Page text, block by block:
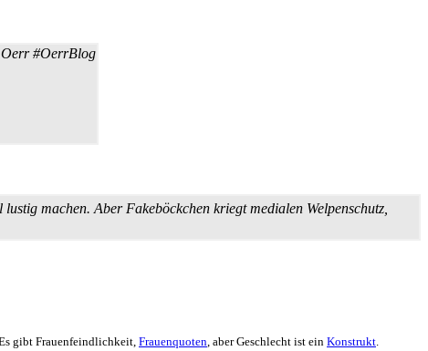
#OerrBlog
machen. Aber Fakeböckchen kriegt medialen Welpenschutz,
Es gibt Frauen­feindlichkeit Frauenquoten , aber Geschlecht ist ein Konstrukt